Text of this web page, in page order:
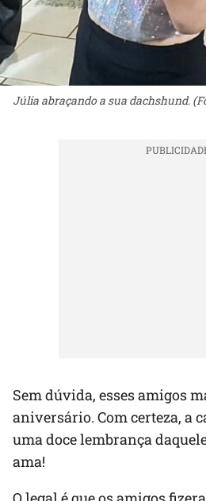
Júlia abraçando a sua dachshund.
Sem dúvida, esses amigos
aniversário. Com certeza, a
uma doce lembrança
ama!